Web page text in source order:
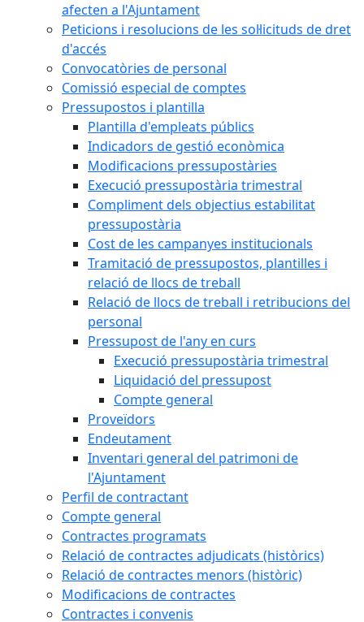
afecten a l'Ajuntament
Peticions i resolucions de les sol·licituds de dret
d'accés
Convocatòries de personal
Comissió especial de comptes
Pressupostos i plantilla
Plantilla d'empleats públics
Indicadors de gestió econòmica
Modificacions pressupostàries
Execució pressupostària trimestral
Compliment dels objectius estabilitat
pressupostària
Cost de les campanyes institucionals
Tramitació de pressupostos, plantilles i
relació de llocs de treball
Relació de llocs de treball i retribucions del
personal
Pressupost de l'any en curs
Execució pressupostària trimestral
Liquidació del pressupost
Compte general
Proveïdors
Endeutament
Inventari general del patrimoni de
l'Ajuntament
Perfil de contractant
Compte general
Contractes programats
Relació de contractes adjudicats (històrics)
Relació de contractes menors (històric)
Modificacions de contractes
Contractes i convenis